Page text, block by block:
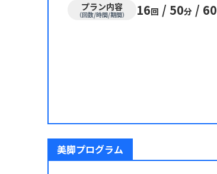
プラン内容
（回数/時間/期間） 16回 / 50分 / 60
美脚プログラム